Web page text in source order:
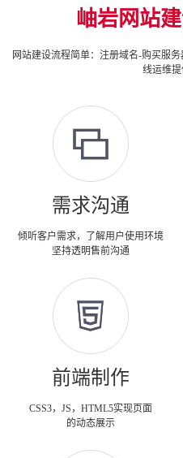
岫岩网站
网站建设流程简单：注册域名-购买服
线运维提
需求沟通
倾听客户需求，了解用户使用环境
坚持透明售前沟通
前端制作
CSS3，JS，HTML5实现页面
的动态展示